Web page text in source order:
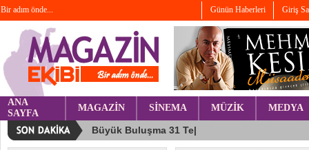
Bir adım önde... Günün Haberleri Giriş
ANA
SAYFA
MAGAZİN SİNEMA MÜZİK MEDYA